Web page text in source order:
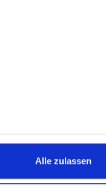
Alle zulassen
Nannini
Neville